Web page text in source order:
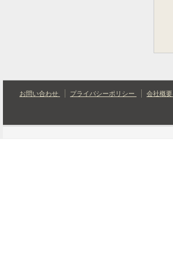
お問い合わせ プライバシーポリシー 会社概要